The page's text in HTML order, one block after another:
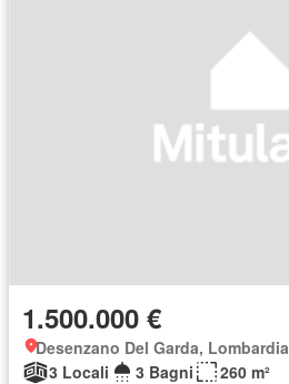
1.500.000 €
Desenzano Del Garda, Lombardia
3 Locali
3 Bagni
260 m²